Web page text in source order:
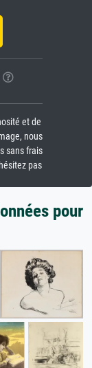
et de
nous
sans frais
pas
pour